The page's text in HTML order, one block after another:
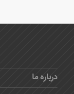
درباره ما